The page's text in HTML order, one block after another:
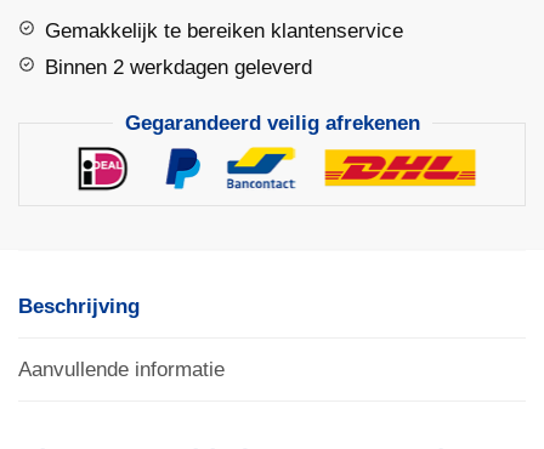
RED
aantal
Gemakkelijk te bereiken klantenservice
Binnen 2 werkdagen geleverd
Gegarandeerd veilig afrekenen
Beschrijving
Aanvullende informatie